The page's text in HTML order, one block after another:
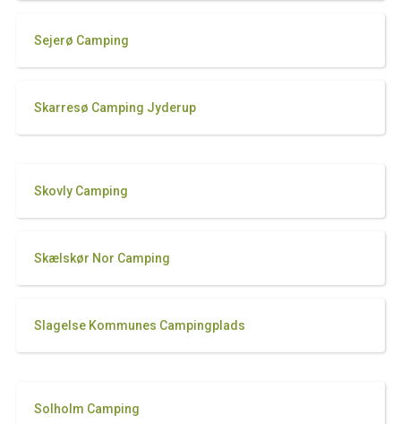
Sejerø Camping
Skarresø Camping Jyderup
Skovly Camping
Skælskør Nor Camping
Slagelse Kommunes Campingplads
Solholm Camping